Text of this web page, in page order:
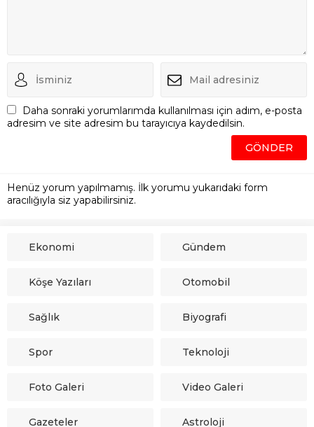
Daha sonraki yorumlarımda kullanılması için adım, e-posta
adresim ve site adresim bu tarayıcıya kaydedilsin.
Henüz yorum yapılmamış. İlk yorumu yukarıdaki form
aracılığıyla siz yapabilirsiniz.
Ekonomi Gündem
Köşe Yazıları Otomobil
Sağlık Biyografi
Spor Teknoloji
Foto Galeri Video Galeri
Gazeteler Astroloji